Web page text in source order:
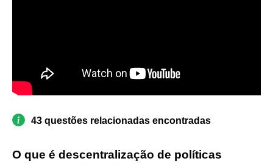
43 questões relacionadas encontradas
O que é descentralização de políticas